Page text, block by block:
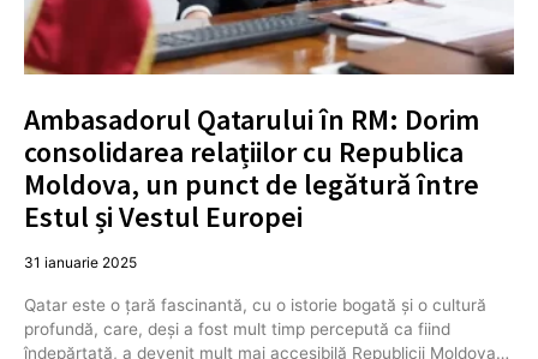
Ambasadorul Qatarului în RM: Dorim
consolidarea relațiilor cu Republica
Moldova, un punct de legătură între
Estul și Vestul Europei
31 ianuarie 2025
Qatar este o țară fascinantă, cu o istorie bogată și o cultură
profundă, care, deși a fost mult timp percepută ca fiind
îndepărtată, a devenit mult mai accesibilă Republicii Moldova…